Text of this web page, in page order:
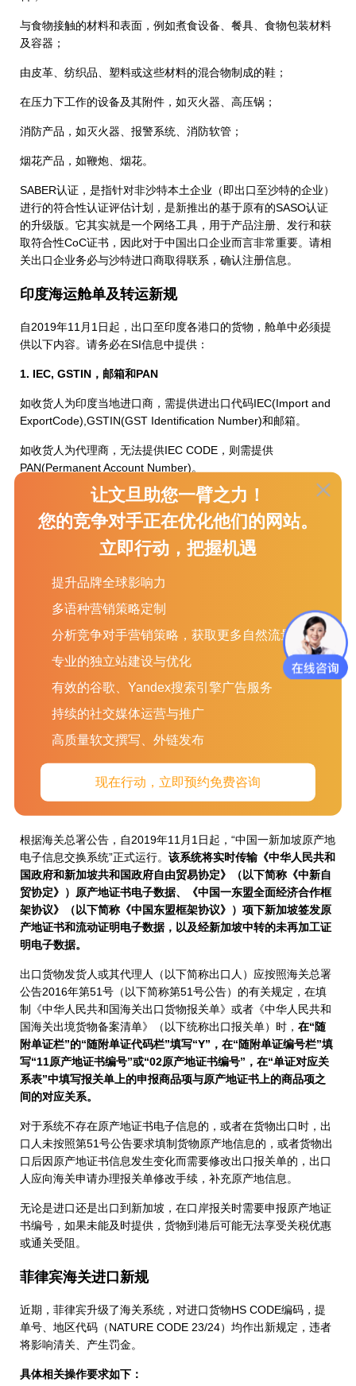
与食物接触的材料和表面，例如煮食设备、餐具、食物包装材料
及容器；
由皮革、纺织品、塑料或这些材料的混合物制成的鞋；
在压力下工作的设备及其附件，如灭火器、高压锅；
消防产品，如灭火器、报警系统、消防软管；
烟花产品，如鞭炮、烟花。
SABER认证，是指针对非沙特本土企业（即出口至沙特的企业）
进行的符合性认证评估计划，是新推出的基于原有的SASO认证
的升级版。它其实就是一个网络工具，用于产品注册、发行和获
取符合性CoC证书，因此对于中国出口企业而言非常重要。请相
关出口企业务必与沙特进口商取得联系，确认注册信息。
印度海运舱单及转运新规
自2019年11月1日起，出口至印度各港口的货物，舱单中必须提
供以下内容。请务必在SI信息中提供：
1. IEC, GSTIN，邮箱和PAN
如收货人为印度当地进口商，需提供进出口代码IEC(Import and
ExportCode),GSTIN(GST Identification Number)和邮箱。
如收货人为代理商，无法提供IEC CODE，则需提供
PAN(Permanent Account Number)。
如通知人为印度当地公司，同样需提供PAN号码。
2. HS CODE
必须提供6位数的HS CODE。
3. 货值
每票提单在提交SI信息时，必须将货值数据填写在Remark栏
具体金额请按发票填写，以美元为货币单位。
如有多种货物，请提供所有货物的发票总值为货值。
2019年11月1日起，印度财政部、税务部和海关委员会（CBIC）
和海关将只会接受海运货物舱单及转运规定（SCMTR） 新规定
以50,000至200,000印度卢比（约合700-2800美元）的罚款。
根据海关总署公告，自2019年11月1日起，“中国一新加坡原产地
电子信息交换系统”正式运行。 该系统将实时传输《中华人民共和
国政府和新加坡共和国政府自由贸易协定》（以下简称《中新自
贸协定》）原产地证书电子数据、《中国一东盟全面经济合作框
架协议》（以下简称《中国东盟框架协议》）项下新加坡签发原
产地证书和流动证明电子数据，以及经新加坡中转的未再加工证
明电子数据。
出口货物发货人或其代理人（以下简称出口人）应按照海关总署
公告2016年第51号（以下简称第51号公告）的有关规定，在填
制《中华人民共和国海关出口货物报关单》或者《中华人民共和
国海关出境货物备案清单》（以下统称出口报关单）时， 在“随
附单证栏”的“随附单证代码栏”填写“Y”，在“随附单证编号栏”填
写“11原产地证书编号”或“02原产地证书编号”，在“单证对应关
系表”中填写报关单上的申报商品项与原产地证书上的商品项之
间的对应关系。
对于系统不存在原产地证书电子信息的，或者在货物出口时，出
口人未按照第51号公告要求填制货物原产地信息的，或者货物出
口后因原产地证书信息发生变化而需要修改出口报关单的，出口
人应向海关申请办理报关单修改手续，补充原产地信息。
无论是进口还是出口到新加坡，在口岸报关时需要申报原产地证
书编号，如果未能及时提供，货物到港后可能无法享受关税优惠
或通关受阻。
菲律宾海关进口新规
近期，菲律宾升级了海关系统，对进口货物HS CODE编码，提
单号、地区代码（NATURE CODE 23/24）均作出新规定，违者
将影响清关、产生罚金。
具体相关操作要求如下：
让文旦助您一臂之力！
您的竞争对手正在优化他们的网站。
立即行动，把握机遇
提升品牌全球影响力
多语种营销策略定制
分析竞争对手营销策略，获取更多自然流量
专业的独立站建设与优化
有效的谷歌、Yandex搜索引擎广告服务
持续的社交媒体运营与推广
高质量软文撰写、外链发布
现在行动，立即预约免费咨询